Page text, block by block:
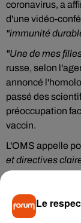
coronavirus, a
d'une vidéo-
"immunité
"Une de mes
russe, selon
annoncé
passé des
préoccupation
vaccin.
L'OMS appelle
et directives
type de produits.
"Ce matin, pour
le nouveau
Le